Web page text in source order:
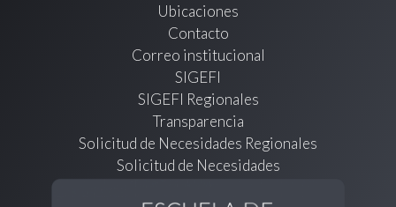
Ubicaciones
Contacto
Correo institucional
SIGEFI
SIGEFI Regionales
Transparencia
Solicitud de Necesidades Regionales
Solicitud de Necesidades